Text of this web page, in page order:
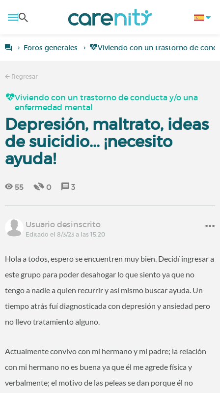
Foros generales Viviendo con un trastorno de
Regresar
Viviendo con un trastorno de conducta y/o una
enfermedad mental
Depresión, maltrato, ideas
de suicidio... ¡necesito
ayuda!
55 0 3
Usuario desinscrito
Editado el 8/3/23 a las 15:20
Hola a todos, espero se encuentren muy bien. Decidí ingresar a
este grupo para poder desahogar lo que siento ya que no
tengo a nadie a quien recurrir y así mismo buscar ayuda. Un
tiempo atrás fuí diagnosticada con depresión y ansiedad pero
no llevo tratamiento alguno.
Actualmente convivo con mi hermano y mi padre; la relación
con mi hermano no es buena ya que él me agrede física y
verbalmente; el motivo de las peleas se dan porque él no